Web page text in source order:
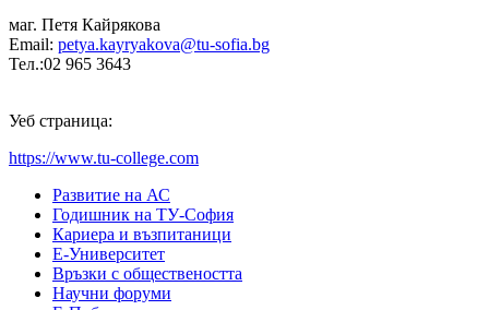
маг. Петя Кайрякова
Email: petya.kayryakova@tu-sofia.bg
Тел.:02 965 3643
Уеб страница:
https://www.tu-college.com
Развитие на АС
Годишник на ТУ-София
Кариера и възпитаници
Е-Университет
Връзки с обществеността
Научни форуми